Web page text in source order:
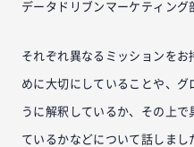
データドリブンマーケティン
それぞれ異なるミッションを
めに大切にしていることや、
うに解釈しているか、その上
ているかなどについて話しまし